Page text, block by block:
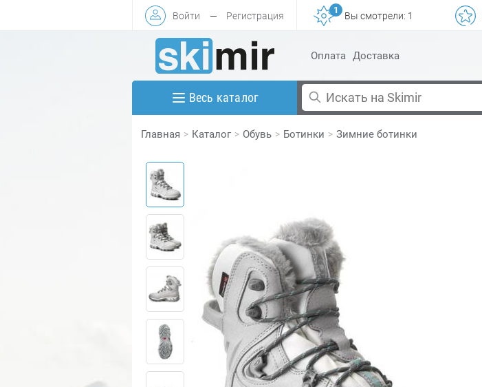
Войти — Регистрация
1
Вы смотрели: 1
Оплата Доставка
Весь каталог
Главная Каталог Обувь Ботинки Зимние ботинки